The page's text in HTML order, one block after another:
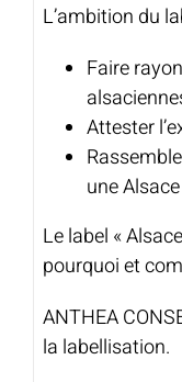
L’ambition du
Faire
Attester
une
Le label «
pourquoi et
ANTHEA
la labellisation.